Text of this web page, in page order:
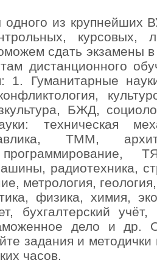
из крупнейших
курсовых,
сдать экзамены
дистанционного
1. Гуманитарные
БЖД,
техническая
ТММ,
радиотехника,
метрология,
физика, химия,
бухгалтерский
дело и др.
задания и
часов.